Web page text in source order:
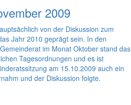
2009
von der Diskussion zum
Jahr 2010 geprägt sein. In den
im Monat Oktober stand das
Tagesordnungen und es ist
am 15.10.2009 auch ein
und der Diskussion folgte.